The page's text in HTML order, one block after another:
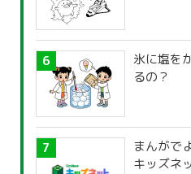
氷に塩を
るの？
まんがで
キッズネ